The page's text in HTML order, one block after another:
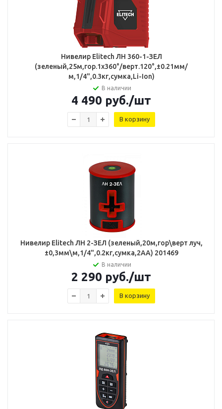
Нивелир Elitech ЛН 360-1-ЗЕЛ
(зеленый,25м,гор.1х360°/верт.120°,±0.21мм/
м,1/4",0.3кг,сумка,Li-Ion)
В наличии
4 490 руб./шт
В корзину
Нивелир Elitech ЛН 2-ЗЕЛ (зеленый,20м,гор\верт луч,
±0,3мм\м,1/4",0.2кг,сумка,2АА) 201469
В наличии
2 290 руб./шт
В корзину